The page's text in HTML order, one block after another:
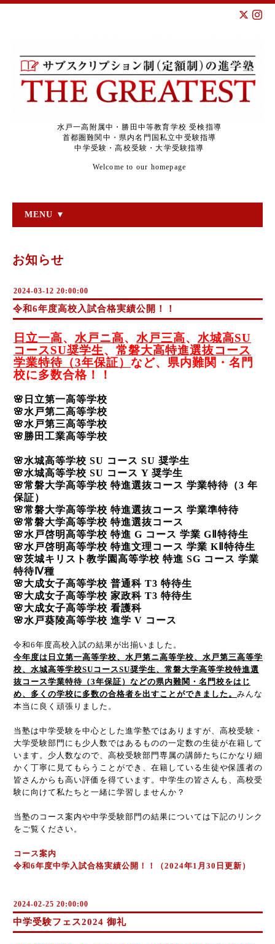
水戸一高附属中・勝田中等教育学校 受検指導
首都圏難関中・県内名門国私立中受験指導
中学受験・高校受験・大学受験指導
Welcome to our homepage
MENU ▼
お知らせ
2024-03-12 20:00:00
令和6年度高校入試合格実績公開！！
日立一高、 水戸ニ高、 水戸三高、 水城高SU
コースSU奨学生、 常磐大高特進選抜コース
学業特待（3年保証） など、県内難関・名門
校に多数合格！！
🌸 日立第一高等学校
🌸水戸第二高等学校
🌸水戸第三高等学校
🌸勝田工業高等学校
🌸水城高等学校 SU コース SU 奨学生
🌸水城高等学校 SU コース Y 奨学生
🌸常磐大学高等学校 特進選抜コース 学業特待（3 年
保証）
🌸常磐大学高等学校 特進選抜コース 学業準特待
🌸常磐大学高等学校 特進選抜コース
🌸水戸啓明高等学校 特進 G コース 学業 GⅡ 特待生
🌸水戸啓明高等学校 特進文理コース 学業 KⅡ 特待生
🌸茨城キリスト教学園高等学校 特進 SG コース 学業
特待 Ⅳ種
🌸大成女子高等学校 普通科 T3 特待生
🌸大成女子高等学校 家政科 T3 特待生
🌸大成女子高等学校 看護科
🌸水戸葵陵高等学校 進学 V コース
令和6年度高校入試の結果が出揃いました。
今年度は 日立第一高等学校、水戸第ニ高等学校、水戸第三高等学
校、水城高等学校SU コースSU奨学生、常磐大学高等学校特進選
抜コース学業特待（3年保証）などの県内難関・名門校をはじ
め、多くの学校に多数の合格者を出すことができました。 みんな
本当に良く頑張りました。
当塾は中学受験を中心とした進学塾ではありますが、高校受験・
大学受験部門にも少人数ではあるものの一定数の生徒が在籍して
います。少人数なので、高校受験部門専属の講師たちにかなり細
かく丁寧に見てもらうことができ、在籍している生徒や保護者の
皆さんからも高い評価を得ています。中学生の皆さんも、高校受
験に向けて私たちと一緒に学習しませんか？
当塾のコース案内や中学受験部門の結果については下記のリンク
をご覧ください。
コース案内
令和6年度中学入試合格実績公開！！（2024年1月30日更新）
2024-02-25 20:00:00
中学受験フェス2024 御礼